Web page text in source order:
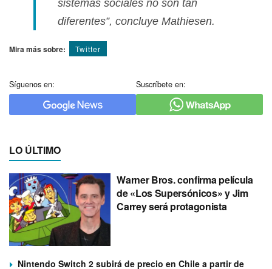
sistemas sociales no son tan
diferentes”, concluye Mathiesen.
Mira más sobre: Twitter
Síguenos en: Suscríbete en:
LO ÚLTIMO
Warner Bros. confirma película
de «Los Supersónicos» y Jim
Carrey será protagonista
Nintendo Switch 2 subirá de precio en Chile a partir de